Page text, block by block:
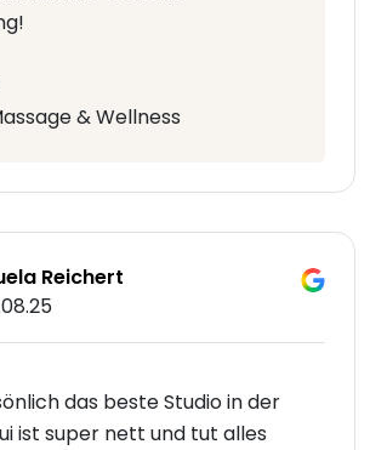
& Wellness
Reichert
das beste Studio in der
ist super nett und tut alles